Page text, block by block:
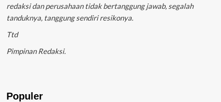
redaksi dan perusahaan tidak bertanggung jawab, segalah
tanduknya, tanggung sendiri resikonya.
Ttd
Pimpinan Redaksi.
Populer